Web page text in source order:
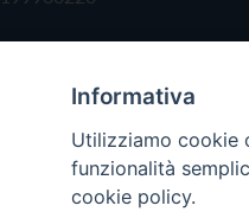
Informativa
Utilizziamo cookie
funzionalità
cookie policy.